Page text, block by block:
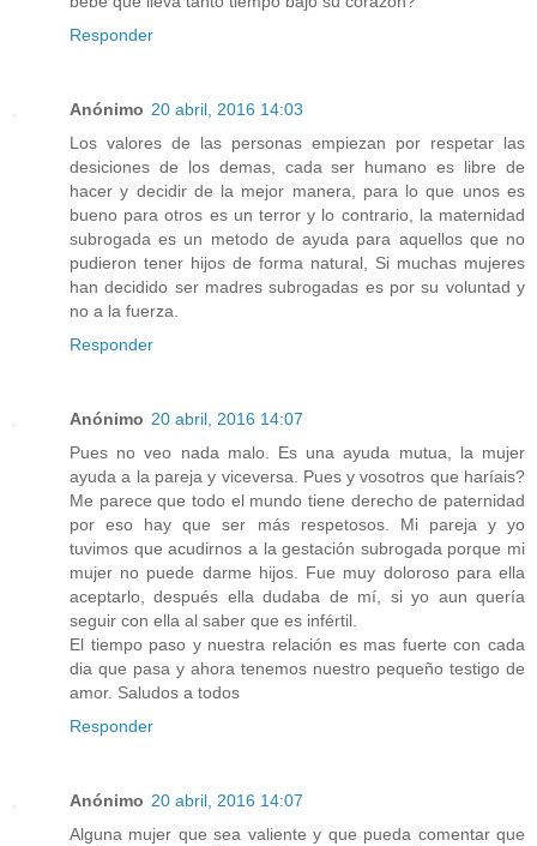
Responder
Anónimo 20 abril, 2016 14:03
Los valores de las personas empiezan por respetar las
desiciones de los demas, cada ser humano es libre de
hacer y decidir de la mejor manera, para lo que unos es
bueno para otros es un terror y lo contrario, la maternidad
subrogada es un metodo de ayuda para aquellos que no
pudieron tener hijos de forma natural, Si muchas mujeres
han decidido ser madres subrogadas es por su voluntad y
no a la fuerza.
Responder
Anónimo 20 abril, 2016 14:07
Pues no veo nada malo. Es una ayuda mutua, la mujer
ayuda a la pareja y viceversa. Pues y vosotros que haríais?
Me parece que todo el mundo tiene derecho de paternidad
por eso hay que ser más respetosos. Mi pareja y yo
tuvimos que acudirnos a la gestación subrogada porque mi
mujer no puede darme hijos. Fue muy doloroso para ella
aceptarlo, después ella dudaba de mí, si yo aun quería
seguir con ella al saber que es infértil.
El tiempo paso y nuestra relación es mas fuerte con cada
dia que pasa y ahora tenemos nuestro pequeño testigo de
amor. Saludos a todos
Responder
Anónimo 20 abril, 2016 14:07
Alguna mujer que sea valiente y que pueda comentar que